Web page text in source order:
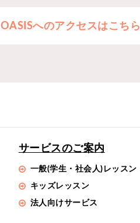
OASISへのアクセスはこちら
サービスのご案内
一般(学生・社会人)レッスン
キッズレッスン
法人向けサービス